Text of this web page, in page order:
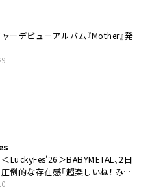
ーデビューアルバム『Mother』発
＜LuckyFes’26＞BABYMETAL、2日
倒的な存在感「超楽しいね！ みん
！」